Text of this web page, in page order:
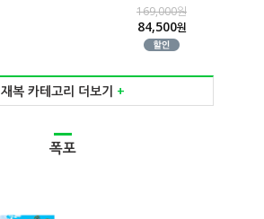
169,000원
84,500원
재복 카테고리 더보기 +
폭포